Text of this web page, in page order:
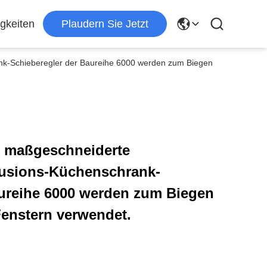
Plaudern Sie Jetzt
Schieberegler der Baureihe 6000 werden zum Biegen
Küchenschrank-
6000 werden zum Biegen
verwendet.